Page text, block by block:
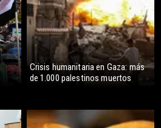
Crisis humanitaria en Gaza: más
de 1.000 palestinos muertos